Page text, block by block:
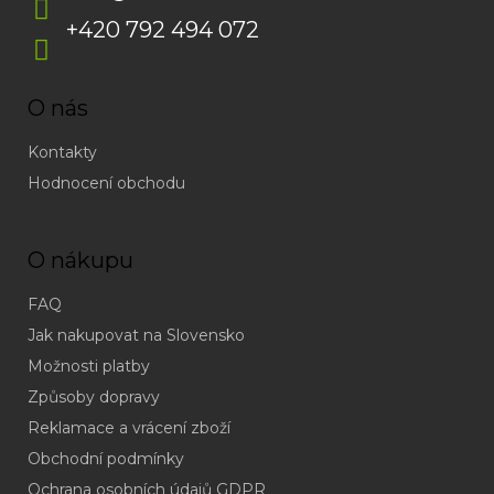
+420 792 494 072
O nás
Kontakty
Hodnocení obchodu
O nákupu
FAQ
Jak nakupovat na Slovensko
Možnosti platby
Způsoby dopravy
Reklamace a vrácení zboží
Obchodní podmínky
Ochrana osobních údajů GDPR
(odpověď
do